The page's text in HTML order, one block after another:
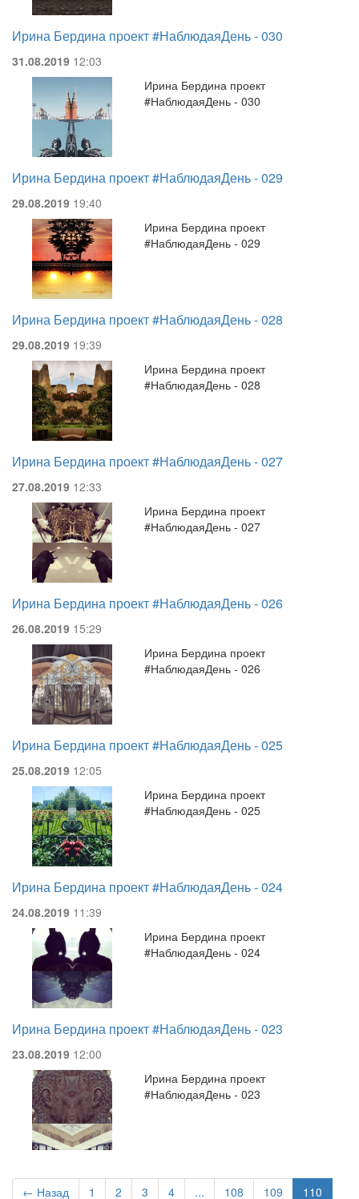
Ирина Бердина проект #НаблюдаяДень - 030
31.08.2019 12:03
Ирина Бердина проект
#НаблюдаяДень - 030
Ирина Бердина проект #НаблюдаяДень - 029
29.08.2019 19:40
Ирина Бердина проект
#НаблюдаяДень - 029
Ирина Бердина проект #НаблюдаяДень - 028
29.08.2019 19:39
Ирина Бердина проект
#НаблюдаяДень - 028
Ирина Бердина проект #НаблюдаяДень - 027
27.08.2019 12:33
Ирина Бердина проект
#НаблюдаяДень - 027
Ирина Бердина проект #НаблюдаяДень - 026
26.08.2019 15:29
Ирина Бердина проект
#НаблюдаяДень - 026
Ирина Бердина проект #НаблюдаяДень - 025
25.08.2019 12:05
Ирина Бердина проект
#НаблюдаяДень - 025
Ирина Бердина проект #НаблюдаяДень - 024
24.08.2019 11:39
Ирина Бердина проект
#НаблюдаяДень - 024
Ирина Бердина проект #НаблюдаяДень - 023
23.08.2019 12:00
Ирина Бердина проект
#НаблюдаяДень - 023
← Назад 1 2 3 4 ... 108 109 110